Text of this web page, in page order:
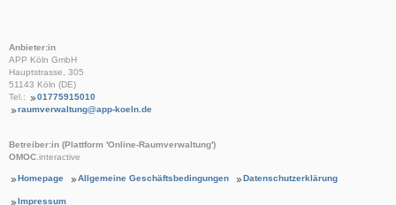
Anbieter:in
APP Köln GmbH
Hauptstrasse, 305
51143 Köln (DE)
Tel.:
01775915010
raumverwaltung@app-koeln.de
Betreiber:in (Plattform 'Online-Raumverwaltung')
OMOC.interactive
Homepage Allgemeine Geschäftsbedingungen Datenschutzerklärung
Impressum